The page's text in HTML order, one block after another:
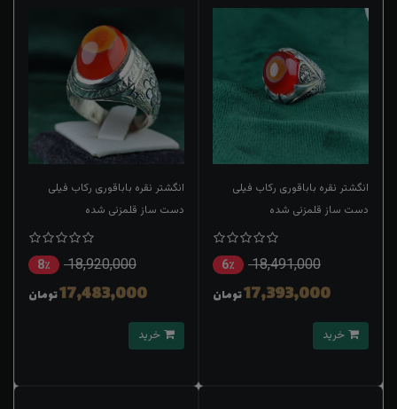
انگشتر نقره باباقوری رکاب فیلی
دست ساز قلمزنی شده
18,491,000 6٪
17,393,000تومان
انگشتر نقره باباقوری رکاب فیلی
دست ساز قلمزنی شده
18,920,000 8٪
17,483,000تومان